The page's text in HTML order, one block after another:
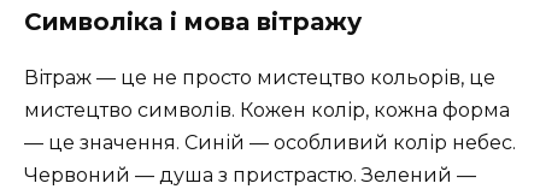
Символіка і мова вітражу
Вітраж — це не просто мистецтво кольорів, це
мистецтво символів. Кожен колір, кожна форма
— це значення. Синій — особливий колір небес.
Червоний — душа з пристрастю. Зелений —